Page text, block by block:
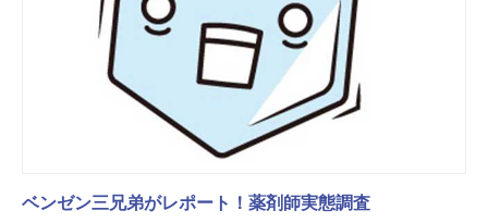
ベンゼン三兄弟がレポート！薬剤師実態調査